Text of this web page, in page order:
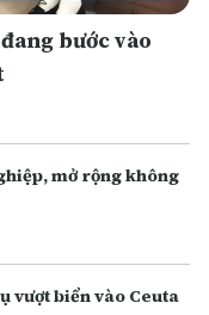
bước vào
mở rộng không
vượt biển vào Ceuta